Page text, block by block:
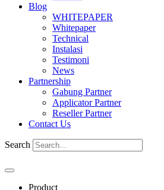
Blog
WHITEPAPER
Whitepaper
Technical
Instalasi
Testimoni
News
Partnership
Gabung Partner
Applicator Partner
Reseller Partner
Contact Us
Search
Product